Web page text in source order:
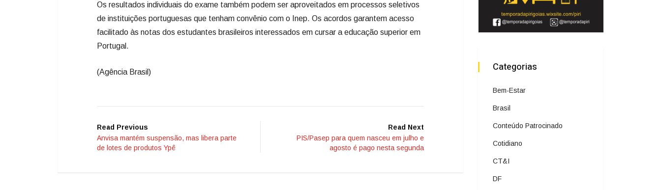
Os resultados individuais do exame também podem ser aproveitados em processos seletivos
de instituições portuguesas que tenham convênio com o Inep. Os acordos garantem acesso
facilitado às notas dos estudantes brasileiros interessados em cursar a educação superior em
Portugal.
(Agência Brasil)
Read Previous
Anvisa mantém suspensão, mas libera parte
de lotes de produtos Ypê
Read Next
PIS/Pasep para quem nasceu em julho e
agosto é pago nesta segunda
Categorias
Bem-Estar
Brasil
Conteúdo Patrocinado
Cotidiano
CT&I
DF